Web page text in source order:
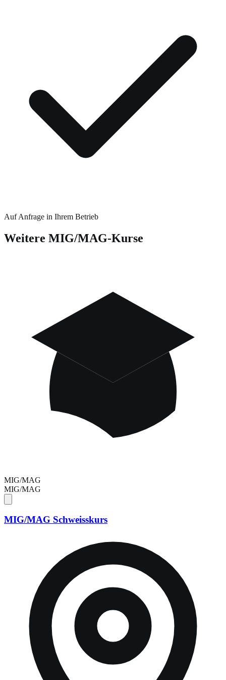
Auf Anfrage in Ihrem Betrieb
Weitere MIG/MAG-Kurse
MIG/MAG
MIG/MAG
MIG/MAG Schweisskurs